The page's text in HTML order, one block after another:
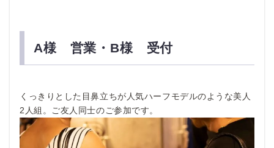
A様 営業・B様 受付
くっきりとした目鼻立ちが人気ハーフモデルのような美人
2人組。ご友人同士のご参加です。